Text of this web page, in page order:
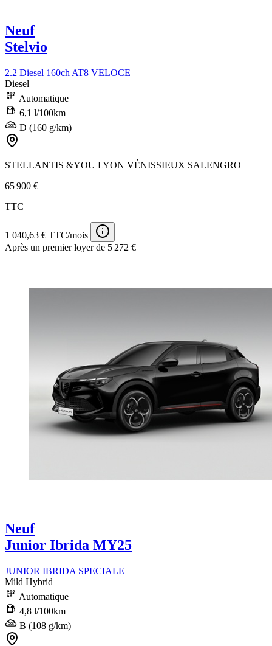
Neuf
Stelvio
2.2 Diesel 160ch AT8 VELOCE
Diesel
Automatique
6,1 l/100km
D (160 g/km)
STELLANTIS &YOU LYON VÉNISSIEUX SALENGRO
65 900 €
TTC
1 040,63 € TTC/mois
Après un premier loyer de 5 272 €
Neuf
Junior Ibrida MY25
JUNIOR IBRIDA SPECIALE
Mild Hybrid
Automatique
4,8 l/100km
B (108 g/km)